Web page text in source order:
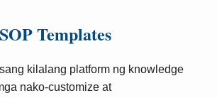
Templates
kilalang platform ng knowledge
nako-customize at